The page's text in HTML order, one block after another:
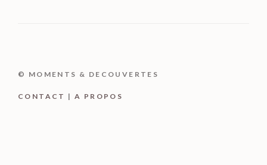
© MOMENTS & DECOUVERTES
CONTACT |A PROPOS